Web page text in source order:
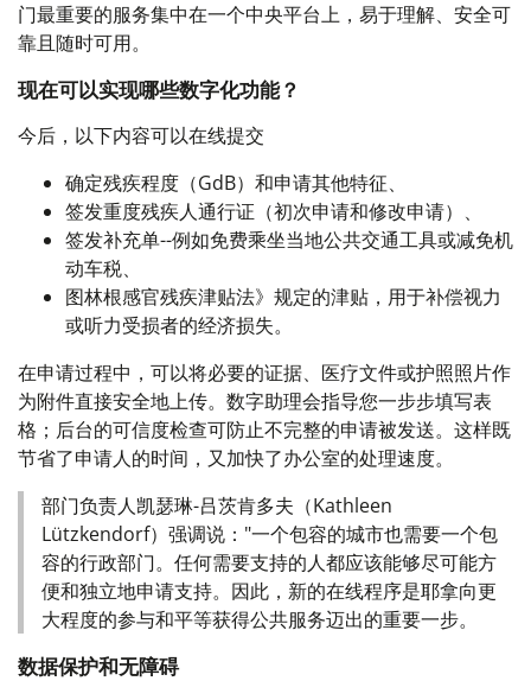
门最重要的服务集中在一个中央平台上，易于理解、安全可
靠且随时可用。
现在可以实现哪些数字化功能？
今后，以下内容可以在线提交
确定残疾程度（GdB）和申请其他特征、
签发重度残疾人通行证（初次申请和修改申请）、
签发补充单--例如免费乘坐当地公共交通工具或减免机
动车税、
图林根感官残疾津贴法》规定的津贴，用于补偿视力
或听力受损者的经济损失。
在申请过程中，可以将必要的证据、医疗文件或护照照片作
为附件直接安全地上传。数字助理会指导您一步步填写表
格；后台的可信度检查可防止不完整的申请被发送。这样既
节省了申请人的时间，又加快了办公室的处理速度。
部门负责人凯瑟琳-吕茨肯多夫（Kathleen
Lützkendorf）强调说："一个包容的城市也需要一个包
容的行政部门。任何需要支持的人都应该能够尽可能方
便和独立地申请支持。因此，新的在线程序是耶拿向更
大程度的参与和平等获得公共服务迈出的重要一步。
数据保护和无障碍